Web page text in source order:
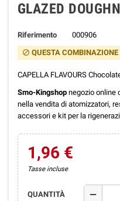
GLAZED
Riferimento 000906
block QUESTA
CAPELLA FLAVOURS
Smo-Kingshop negozio online
nella vendita di atomizzatori,
accessori e kit per la
1,96 €
Tasse incluse
QUANTITÀ remove